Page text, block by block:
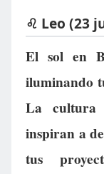
♌ Leo (23
El sol en
iluminando
La
inspiran a
tus